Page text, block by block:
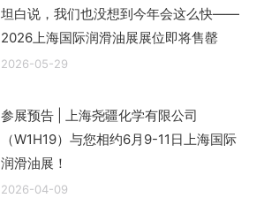
坦白说，我们也没想到今年会这么快——
2026上海国际润滑油展展位即将售罄
2026-05-29
参展预告 | 上海尧疆化学有限公司
（W1H19）与您相约6月9-11日上海国际
润滑油展！
2026-04-09